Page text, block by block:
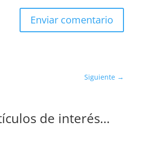
Enviar comentario
Siguiente →
de interés…